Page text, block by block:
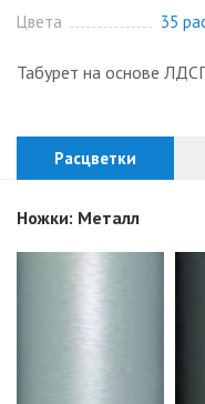
Табурет на основе
Цвета 35
Расцветки
Ножки: Металл